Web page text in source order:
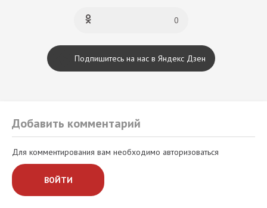
0
Подпишитесь на нас в Яндекс Дзен
Добавить комментарий
Для комментирования вам необходимо авторизоваться
ВОЙТИ